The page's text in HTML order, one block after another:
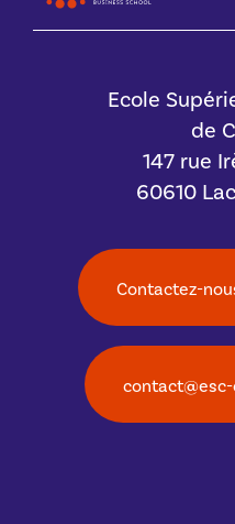
Ecole
de
147 rue
60610
Contactez-